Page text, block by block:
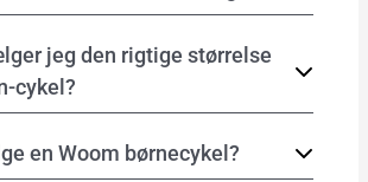
jeg den rigtige størrelse
cykel?
en Woom børnecykel?